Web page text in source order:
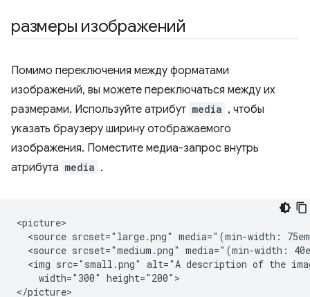
размеры изображений
Помимо переключения между форматами
изображений, вы можете переключаться между их
размерами. Используйте атрибут media , чтобы
указать браузеру ширину отображаемого
изображения. Поместите медиа-запрос внутрь
атрибута media .
<picture>
<source srcset="large.png" media="(min-width:
<source srcset="medium.png" media="(min-width:
<img src="small.png" alt="A description of the
    width="300" height="200">